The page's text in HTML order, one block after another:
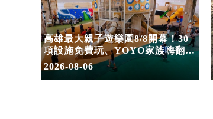
高雄最大親子遊樂園8/8開幕！30
項設施免費玩、YOYO家族嗨翻暑
假
2026-08-06